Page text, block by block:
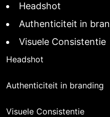
Headshot
Authenticiteit in
Visuele Consistentie
Headshot
Authenticiteit in branding
Visuele Consistentie